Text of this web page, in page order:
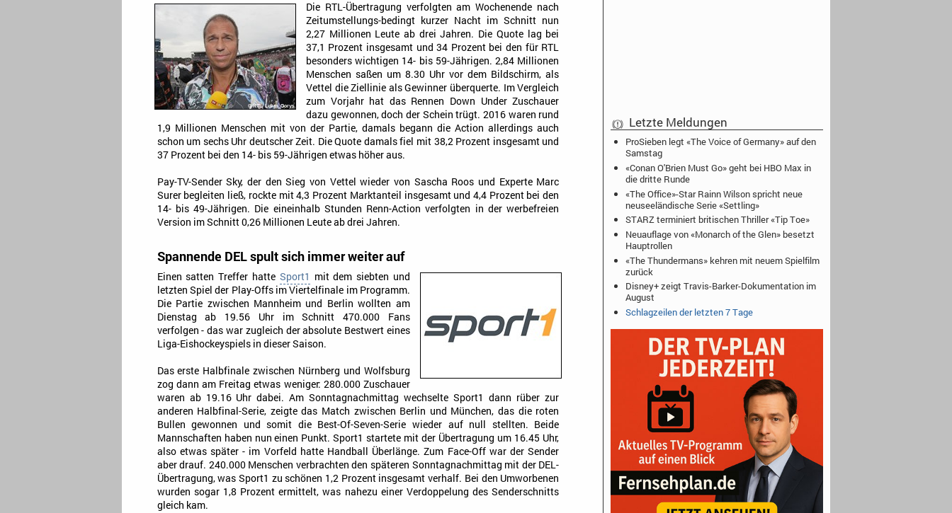
Die RTL-Übertragung verfolgten am Wochenende nach
Zeitumstellungs-bedingt kurzer Nacht im Schnitt nun
2,27 Millionen Leute ab drei Jahren. Die Quote lag bei
37,1 Prozent insgesamt und 34 Prozent bei den für RTL
besonders wichtigen 14- bis 59-Jährigen. 2,84 Millionen
Menschen saßen um 8.30 Uhr vor dem Bildschirm, als
Vettel die Ziellinie als Gewinner überquerte. Im Vergleich
zum Vorjahr hat das Rennen Down Under Zuschauer
dazu gewonnen, doch der Schein trügt. 2016 waren rund
1,9 Millionen Menschen mit von der Partie, damals begann die Action allerdings auch
schon um sechs Uhr deutscher Zeit. Die Quote damals fiel mit 38,2 Prozent insgesamt und
37 Prozent bei den 14- bis 59-Jährigen etwas höher aus.
Pay-TV-Sender Sky, der den Sieg von Vettel wieder von Sascha Roos und Experte Marc
Surer begleiten ließ, rockte mit 4,3 Prozent Marktanteil insgesamt und 4,4 Prozent bei den
14- bis 49-Jährigen. Die eineinhalb Stunden Renn-Action verfolgten in der werbefreien
Version im Schnitt 0,26 Millionen Leute ab drei Jahren.
Spannende DEL spult sich immer weiter auf
Einen satten Treffer hatte Sport1 mit dem siebten und
letzten Spiel der Play-Offs im Viertelfinale im Programm.
Die Partie zwischen Mannheim und Berlin wollten am
Dienstag ab 19.56 Uhr im Schnitt 470.000 Fans
verfolgen - das war zugleich der absolute Bestwert eines
Liga-Eishockeyspiels in dieser Saison.
Das erste Halbfinale zwischen Nürnberg und Wolfsburg
zog dann am Freitag etwas weniger: 280.000 Zuschauer
waren ab 19.16 Uhr dabei. Am Sonntagnachmittag wechselte Sport1 dann rüber zur
anderen Halbfinal-Serie, zeigte das Match zwischen Berlin und München, das die roten
Bullen gewonnen und somit die Best-Of-Seven-Serie wieder auf null stellten. Beide
Mannschaften haben nun einen Punkt. Sport1 startete mit der Übertragung um 16.45 Uhr,
also etwas später - im Vorfeld hatte Handball Überlänge. Zum Face-Off war der Sender
aber drauf. 240.000 Menschen verbrachten den späteren Sonntagnachmittag mit der DEL-
Übertragung, was Sport1 zu schönen 1,2 Prozent insgesamt verhalf. Bei den Umworbenen
wurden sogar 1,8 Prozent ermittelt, was nahezu einer Verdoppelung des Senderschnitts
gleich kam.
Letzte Meldungen
ProSieben legt «The Voice of Germany» auf den
Samstag
«Conan O'Brien Must Go» geht bei HBO Max in
die dritte Runde
«The Office»-Star Rainn Wilson spricht neue
neuseeländische Serie «Settling»
STARZ terminiert britischen Thriller «Tip Toe»
Neuauflage von «Monarch of the Glen» besetzt
Hauptrollen
«The Thundermans» kehren mit neuem Spielfilm
zurück
Disney+ zeigt Travis-Barker-Dokumentation im
August
Schlagzeilen der letzten 7 Tage